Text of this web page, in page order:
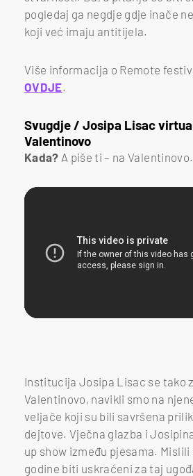
pogledaj ga negdje gdje inače
koji već imaju antitijela.
Više informacija o Remote
OVDJE.
Svugdje / Josipa Lisac
Valentinovo
Kada? A piše ti – na Valentinovo.
Institucija Josipa Lisac se tako
Valentinovo, navikli smo na
veljače koji su bili savršena
dejtove. Vječna glazba i
up show između pjesama. Mislili
godine biti uskraćeni za taj